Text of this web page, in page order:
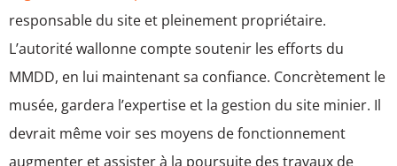
responsable du site et pleinement propriétaire.
L’autorité wallonne compte soutenir les efforts du
MMDD, en lui maintenant sa confiance. Concrètement le
musée, gardera l’expertise et la gestion du site minier. Il
devrait même voir ses moyens de fonctionnement
augmenter et assister à la poursuite des travaux de